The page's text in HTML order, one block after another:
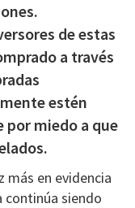
de estas
a través
estén
miedo a que
más en evidencia
continúa siendo